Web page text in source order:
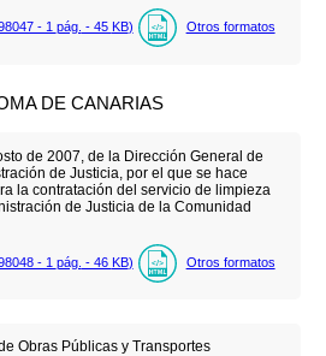
- 1 pág. - 45 KB) Otros formatos
DE CANARIAS
de 2007, de la Dirección General de
de Justicia, por el que se hace
la contratación del servicio de limpieza
de Justicia de la Comunidad
- 1 pág. - 46 KB) Otros formatos
Obras Públicas y Transportes